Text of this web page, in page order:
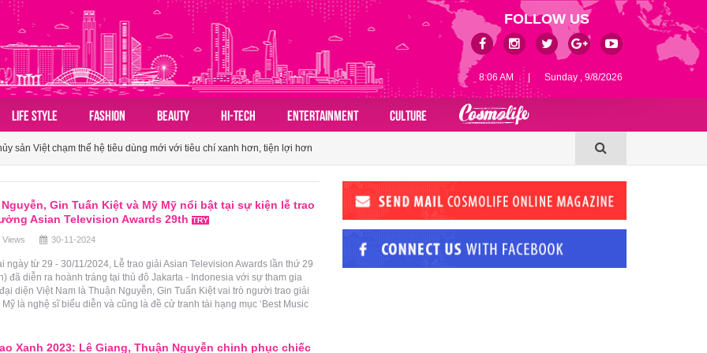
8:06 AM Sunday , 9/8/2026
FOLLOW US
LIFE STYLE FASHION BEAUTY HI-TECH ENTERTAINMENT
CULTURE
hóa du lịch nhóm của người Việt
sản Việt chạm thế hệ tiêu dùng mới với tiêu chí xanh hơn, tiện lợi hơn
tấm vé mở lối du lịch Việt
hóa du lịch nhóm của người Việt
sản Việt chạm thế hệ tiêu dùng mới với tiêu chí xanh hơn, tiện lợi hơn
Gin Tuấn Kiệt và Mỹ Mỹ nổi bật tại sự kiện lễ trao
Asian Television Awards 29th
Views 30-11-2024
ngày từ 29 - 30/11/2024, Lễ trao giải Asian Television Awards lần thứ 29
đã diễn ra hoành tráng tại thủ đô Jakarta - Indonesia với sự tham gia
diện Việt Nam là Thuận Nguyễn, Gin Tuấn Kiệt vai trò người trao giải
Mỹ là nghệ sĩ biểu diễn và cũng là đề cử tranh tài hạng mục ‘Best Music
Xanh 2023: Lê Giang, Thuận Nguyễn chinh phục chiếc